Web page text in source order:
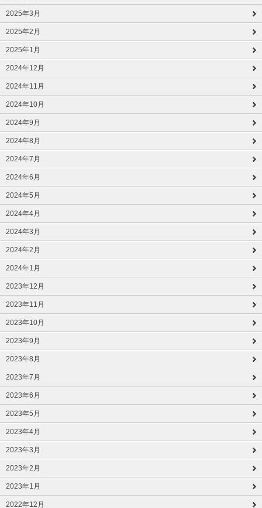
2025年3月
2025年2月
2025年1月
2024年12月
2024年11月
2024年10月
2024年9月
2024年8月
2024年7月
2024年6月
2024年5月
2024年4月
2024年3月
2024年2月
2024年1月
2023年12月
2023年11月
2023年10月
2023年9月
2023年8月
2023年7月
2023年6月
2023年5月
2023年4月
2023年3月
2023年2月
2023年1月
2022年12月